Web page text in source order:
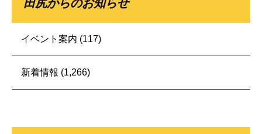
田尻からのお知らせ
イベント案内 (117)
新着情報 (1,266)